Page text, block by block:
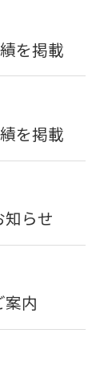
を掲載
を掲載
らせ
内